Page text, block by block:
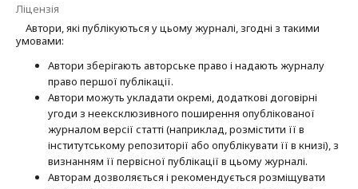
Ліцензія
Автори, які публікуються у цьому журналі, згодні з такими
умовами:
Автори зберігають авторське право і надають журналу
право першої публі­кації.
Автори можуть укладати окремі, додат­кові договірні
угоди з неексклюзив­ного поширення опублікованої
журналом версії статті (наприклад, розмістити її в
інститутському репозиторії або опубліку­вати її в книзі), з
визнанням її первісної публікації в цьому журналі.
Авторам дозволяється і рекомендується розміщувати